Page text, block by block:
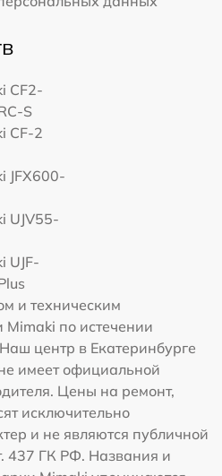
CF2-
S
CF-2
JFX600-
UJV55-
UJF-
и техническим
по истечении
центр в Екатеринбурге
имеет официальной
Цены на ремонт,
исключительно
и не являются публичной
437 ГК РФ. Названия и